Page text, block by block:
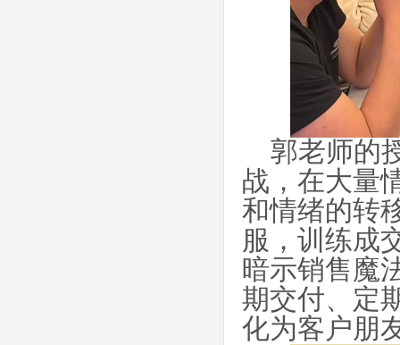
郭老师的
战，在大量
和情绪的转
服，训练成
暗示销售魔
期交付、定
化为客户朋